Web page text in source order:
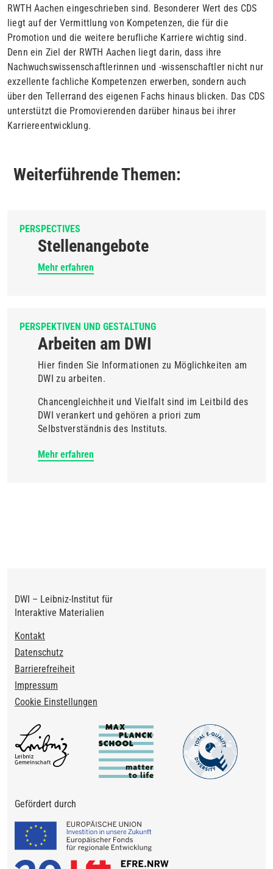
RWTH Aachen eingeschrieben sind. Besonderer Wert des CDS
liegt auf der Vermittlung von Kompetenzen, die für die
Promotion und die weitere berufliche Karriere wichtig sind.
Denn ein Ziel der RWTH Aachen liegt darin, dass ihre
Nachwuchswissenschaftlerinnen und -wissenschaftler nicht nur
exzellente fachliche Kompetenzen erwerben, sondern auch
über den Tellerrand des eigenen Fachs hinaus blicken. Das CDS
unterstützt die Promovierenden darüber hinaus bei ihrer
Karriereentwicklung.
Weiterführende Themen:
PERSPECTIVES
Stellenangebote
Mehr erfahren
PERSPEKTIVEN UND GESTALTUNG
Arbeiten am DWI
Hier finden Sie Informationen zu Möglichkeiten am
DWI zu arbeiten.
Chancengleichheit und Vielfalt sind im Leitbild des
DWI verankert und gehören a priori zum
Selbstverständnis des Instituts.
Mehr erfahren
DWI – Leibniz-Institut für
Interaktive Materialien
Footer
Kontakt
Datenschutz
Barrierefreiheit
Impressum
Cookie Einstellungen
Gefördert durch